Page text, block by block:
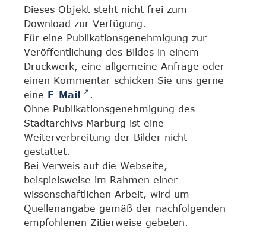
Dieses Objekt steht nicht frei zum
Download zur Verfügung.
Für eine Publikationsgenehmigung zur
Veröffentlichung des Bildes in einem
Druckwerk, eine allgemeine Anfrage oder
einen Kommentar schicken Sie uns gerne
eine E-Mail
.
Ohne Publikationsgenehmigung des
Stadtarchivs Marburg ist eine
Weiterverbreitung der Bilder nicht
gestattet.
Bei Verweis auf die Webseite,
beispielsweise im Rahmen einer
wissenschaftlichen Arbeit, wird um
Quellenangabe gemäß der nachfolgenden
empfohlenen Zitierweise gebeten.